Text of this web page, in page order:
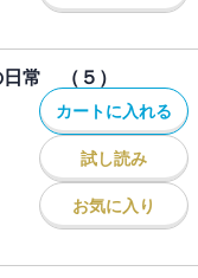
日常 （５）
カートに入れる
試し読み
お気に入り